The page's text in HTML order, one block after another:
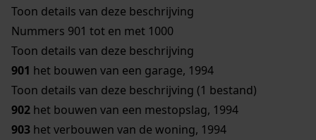
Toon details van deze beschrijving
Nummers 901 tot en met 1000
Toon details van deze beschrijving
901 het bouwen van een garage, 1994
Toon details van deze beschrijving (1 bestand)
902 het bouwen van een mestopslag, 1994
903 het verbouwen van de woning, 1994